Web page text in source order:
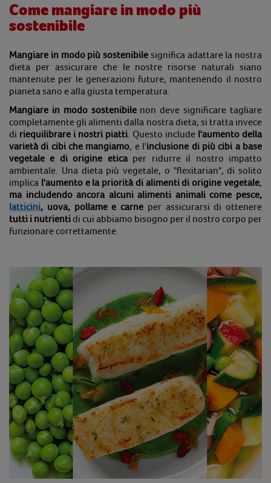
Come mangiare in modo più
sostenibile
Mangiare in modo più sostenibile significa adattare la nostra
dieta per assicurare che le nostre risorse naturali siano
mantenute per le generazioni future, mantenendo il nostro
pianeta sano e alla giusta temperatura.
Mangiare in modo sostenibilenon deve significare tagliare
completamente gli alimenti dalla nostra dieta; si tratta invece
di riequilibrare i nostri piatti . Questo include l'aumento della
varietà di cibi che mangiamo, e l'inclusione di più cibi a base
vegetale e di origine eticaper ridurre il nostro impatto
ambientale. Una dieta più vegetale, o "flexitarian", di solito
implica l'aumento e la priorità di alimenti di origine vegetale,
ma includendo ancora alcuni alimenti animali come pesce,
latticini, uova, pollame e carne per assicurarsi di ottenere
tutti i nutrienti di cui abbiamo bisogno per il nostro corpo per
funzionare correttamente.